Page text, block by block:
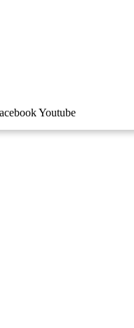
Youtube